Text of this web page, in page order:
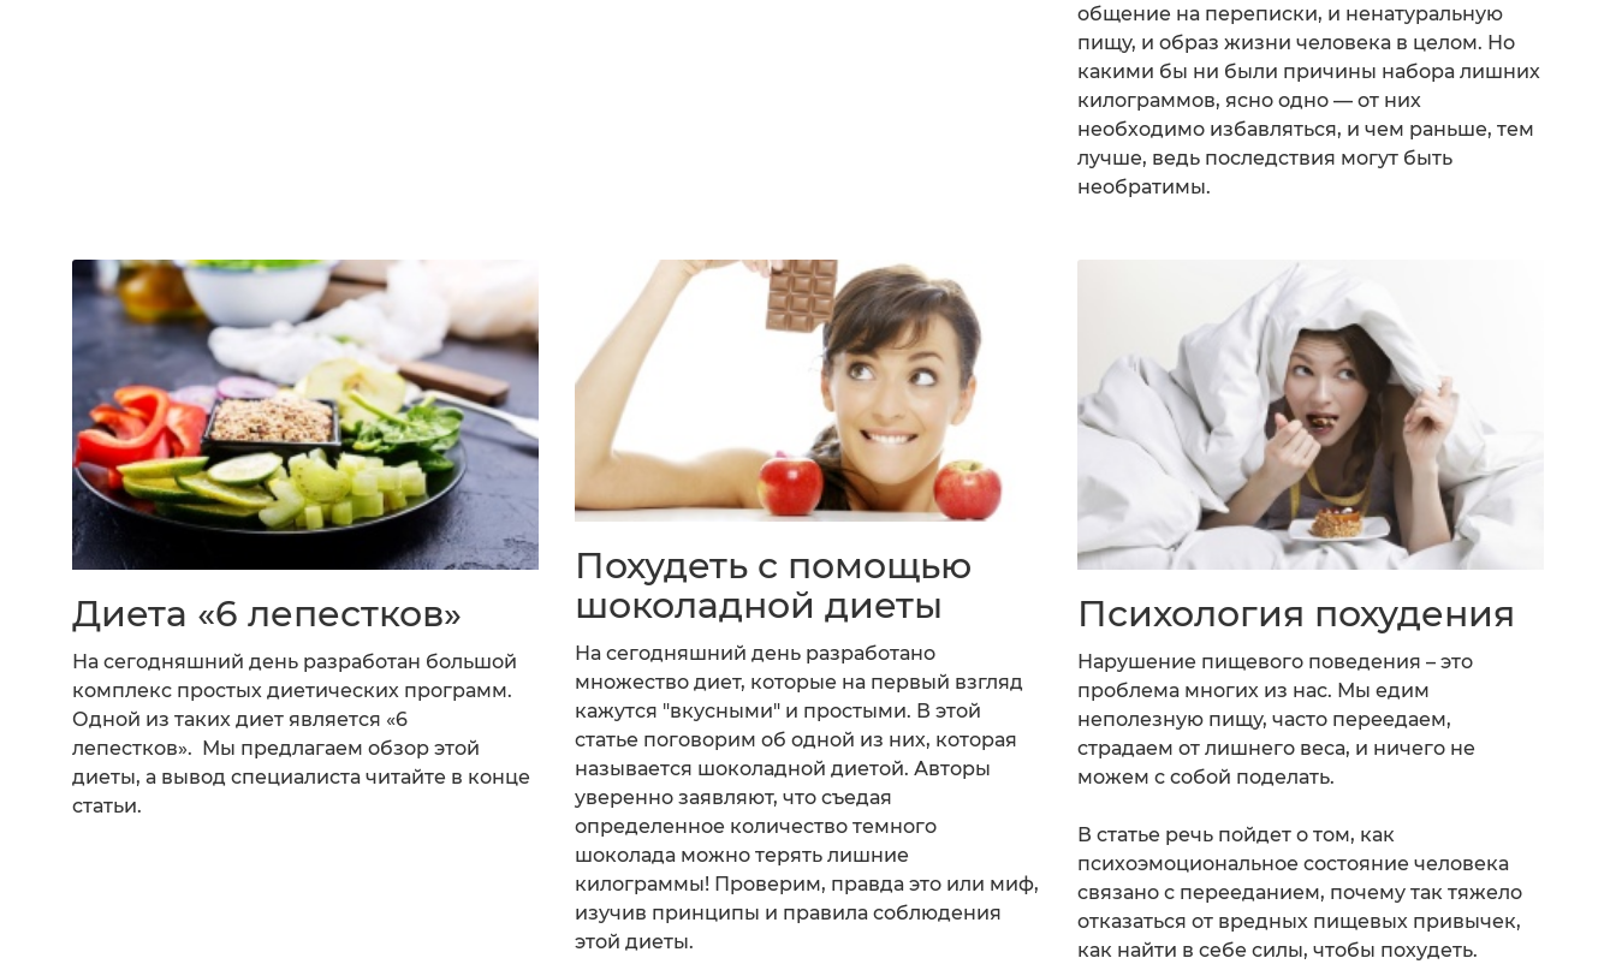
общение на переписки, и ненатуральную
пищу, и образ жизни человека в целом. Но
какими бы ни были причины набора лишних
килограммов, ясно одно — от них
необходимо избавляться, и чем раньше, тем
лучше, ведь последствия могут быть
необратимы.
Диета «6 лепестков»
На сегодняшний день разработан большой
комплекс простых диетических программ.
Одной из таких диет является «6
лепестков». Мы предлагаем обзор этой
диеты, а вывод специалиста читайте в конце
статьи.
Похудеть с помощью
шоколадной диеты
На сегодняшний день разработано
множество диет, которые на первый взгляд
кажутся "вкусными" и простыми. В этой
статье поговорим об одной из них, которая
называется шоколадной диетой. Авторы
уверенно заявляют, что съедая
определенное количество темного
шоколада можно терять лишние
килограммы! Проверим, правда это или миф,
изучив принципы и правила соблюдения
этой диеты.
Психология похудения
Нарушение пищевого поведения – это
проблема многих из нас. Мы едим
неполезную пищу, часто переедаем,
страдаем от лишнего веса, и ничего не
можем с собой поделать.
В статье речь пойдет о том, как
психоэмоциональное состояние человека
связано с перееданием, почему так тяжело
отказаться от вредных пищевых привычек,
как найти в себе силы, чтобы похудеть.